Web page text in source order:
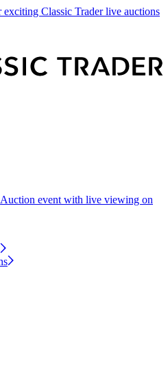
exciting Classic Trader live auctions
Auction event with live viewing on